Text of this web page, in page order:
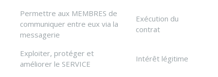
Permettre aux MEMBRES de
communiquer entre eux via la
messagerie
Exécution du
contrat
Exploiter, protéger et
améliorer le SERVICE
Intérêt légitime